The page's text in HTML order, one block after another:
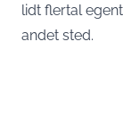
lidt flertal
andet sted.